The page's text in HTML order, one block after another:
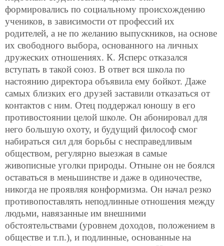
формировались по социальному происхождению
учеников, в зависимости от профессий их
родителей, а не по желанию выпускников, на основе
их свободного выбора, основанного на личных
дружеских отношениях. К. Ясперс отказался
вступать в такой союз. В ответ вся школа по
настоянию директора объявила ему бойкот. Даже
самых близких его друзей заставили отказаться от
контактов с ним. Отец поддержал юношу в его
противостоянии целой школе. Он абонировал для
него большую охоту, и будущий философ смог
набираться сил для борьбы с несправедливым
обществом, регулярно выезжая в самые
живописные уголки природы. Отныне он не боялся
оставаться в меньшинстве и даже в одиночестве,
никогда не проявляя конформизма. Он начал резко
противопоставлять неподлинные отношения между
людьми, навязанные им внешними
обстоятельствами (уровнем доходов, положением в
обществе и т.п.), и подлинные, основанные на